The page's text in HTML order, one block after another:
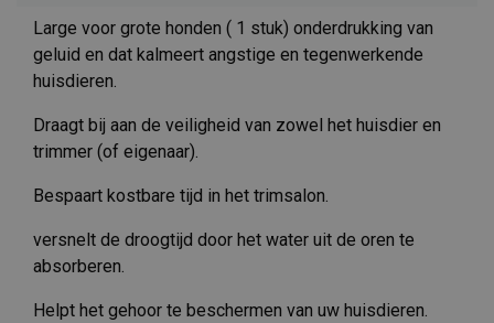
Large voor grote honden ( 1 stuk) onderdrukking van
geluid en dat kalmeert angstige en tegenwerkende
huisdieren.
Draagt bij aan de veiligheid van zowel het huisdier en
trimmer (of eigenaar).
Bespaart kostbare tijd in het trimsalon.
versnelt de droogtijd door het water uit de oren te
absorberen.
Helpt het gehoor te beschermen van uw huisdieren.